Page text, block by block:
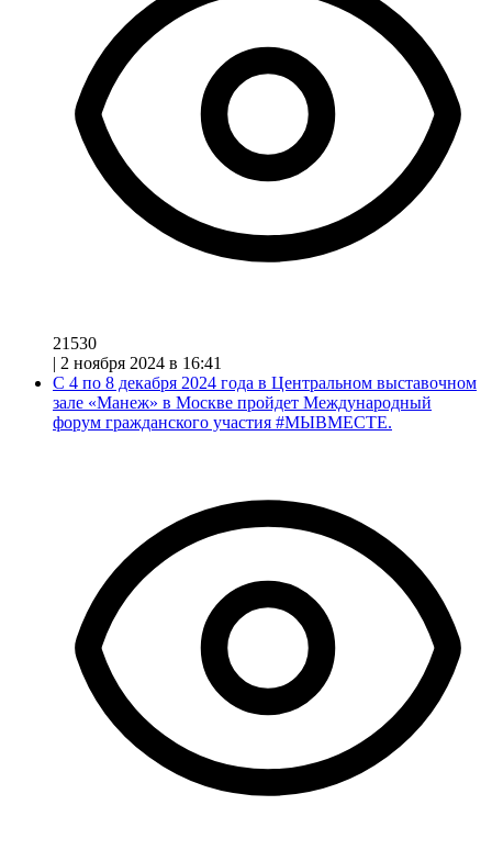
21530
| 2 ноября 2024 в 16:41
С 4 по 8 декабря 2024 года в Центральном выставочном
зале «Манеж» в Москве пройдет Международный
форум гражданского участия #МЫВМЕСТЕ.